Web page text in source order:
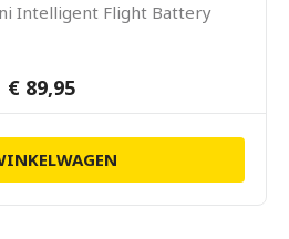
Intelligent Flight Battery
€ 89,95